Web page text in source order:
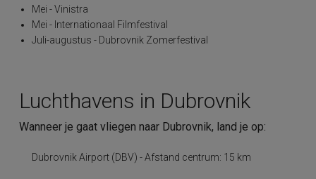
Mei - Vinistra
Mei - Internationaal Filmfestival
Juli-augustus - Dubrovnik Zomerfestival
Luchthavens in Dubrovnik
Wanneer je gaat vliegen naar Dubrovnik, land je op:
Dubrovnik Airport (DBV) - Afstand centrum: 15 km